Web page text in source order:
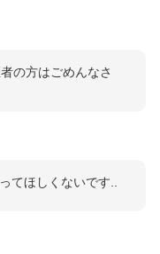
の方はごめんなさ
てほしくないです..